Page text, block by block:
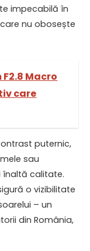
impecabilă în
care nu obosește
F2.8 Macro
care
puternic,
sau
înaltă calitate.
o vizibilitate
– un
din România,